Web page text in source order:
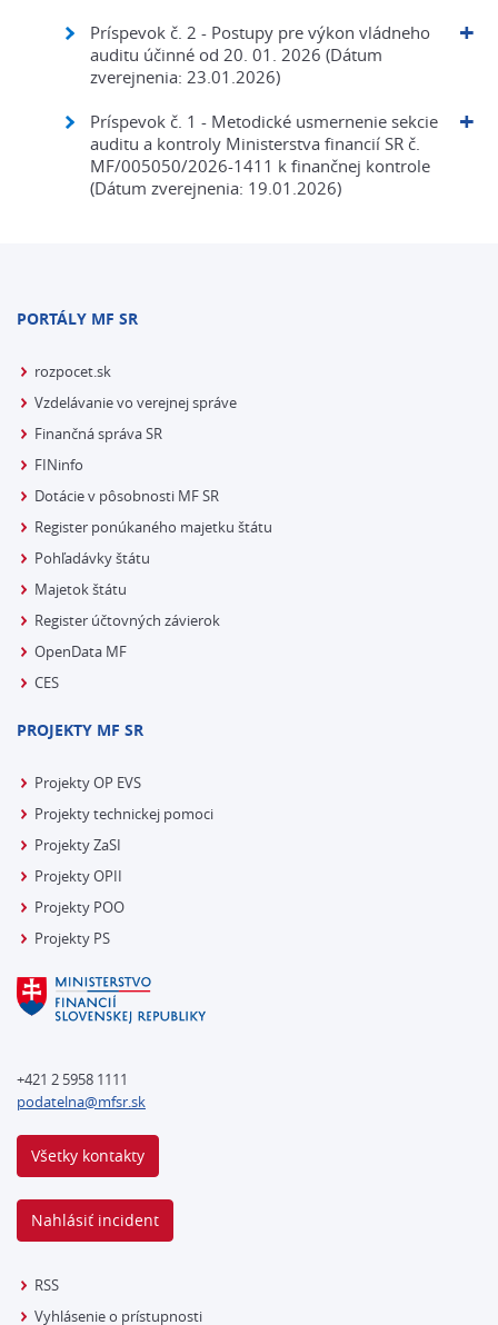
Príspevok č. 2 - Postupy pre výkon vládneho
auditu účinné od 20. 01. 2026 (Dátum
zverejnenia: 23.01.2026)
Príspevok č. 1 - Metodické usmernenie sekcie
auditu a kontroly Ministerstva financií SR č.
MF/005050/2026-1411 k finančnej kontrole
(Dátum zverejnenia: 19.01.2026)
PORTÁLY MF SR
rozpocet.sk
Vzdelávanie vo verejnej správe
Finančná správa SR
FINinfo
Dotácie v pôsobnosti MF SR
Register ponúkaného majetku štátu
Pohľadávky štátu
Majetok štátu
Register účtovných závierok
OpenData MF
CES
PROJEKTY MF SR
Projekty OP EVS
Projekty technickej pomoci
Projekty ZaSI
Projekty OPII
Projekty POO
Projekty PS
+421 2 5958 1111
podatelna@mfsr.sk
Všetky kontakty
Nahlásiť incident
RSS
Vyhlásenie o prístupnosti